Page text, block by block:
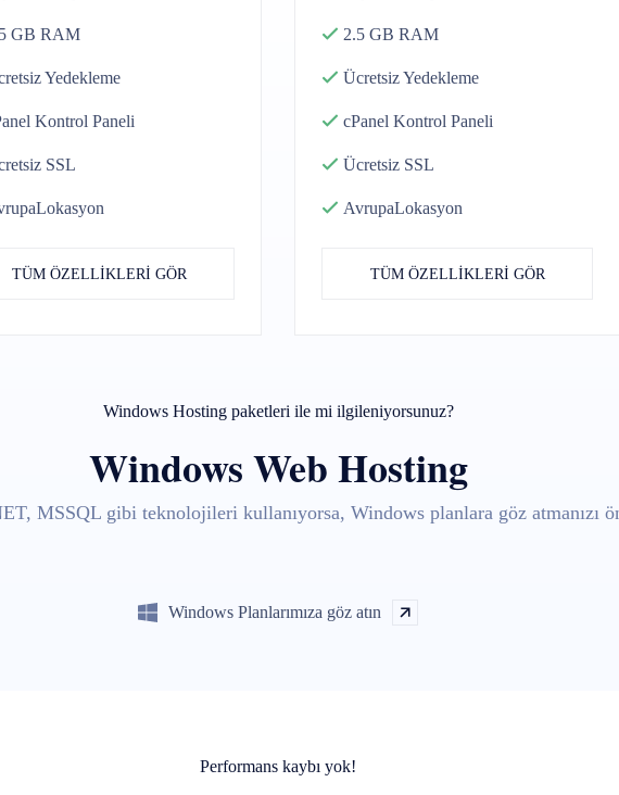
GB RAM
Yedekleme
Kontrol Paneli
SSL
Lokasyon
TÜM ÖZELLİKLERİ GÖR
2.5 GB RAM
ÜcretsizYedekleme
cPanel Kontrol Paneli
Ücretsiz SSL
AvrupaLokasyon
TÜM ÖZELLİKLERİ GÖR
Windows Hosting paketleri ile mi ilgileniyorsunuz?
Windows Web Hosting
MSSQL gibi teknolojileri kullanıyorsa, Windows planlara göz atmanızı
Windows Planlarımıza göz atın
Performans kaybı yok!